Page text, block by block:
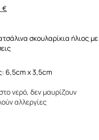
€
σκουλαρίκια ήλιος
6,5cm x 3,5cm
νερό, δεν μαυρίζουν
αλλεργίες